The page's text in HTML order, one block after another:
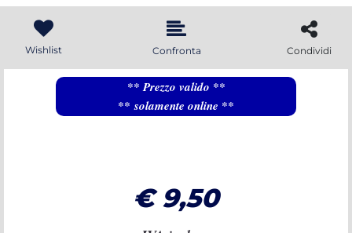
Wishlist Confronta Condividi
** Prezzo valido **
** solamente online **
€ 9,50